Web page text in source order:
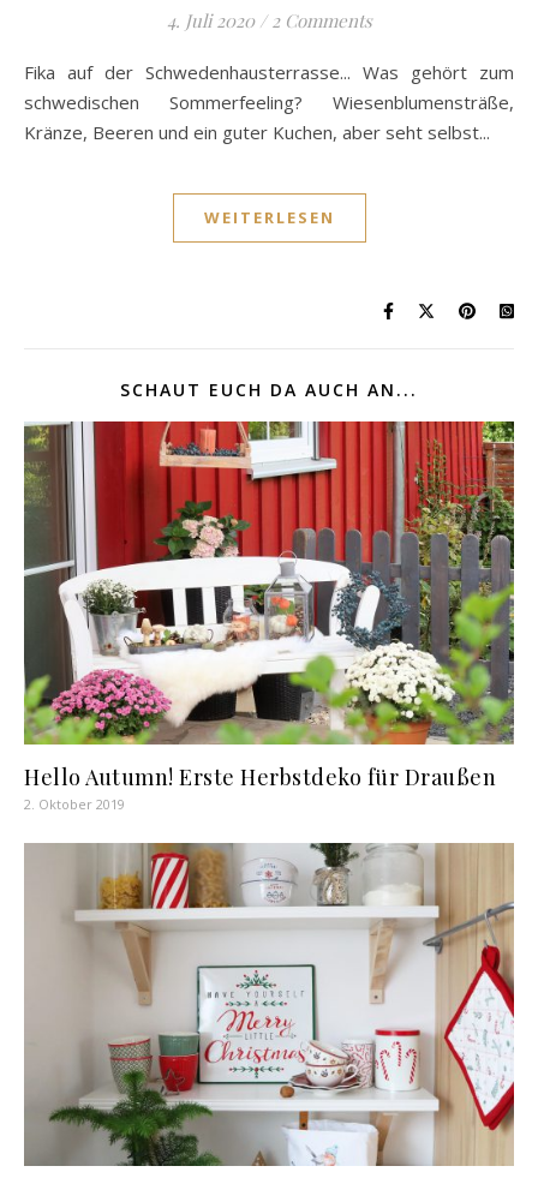
4. Juli 2020 / 2 Comments
Fika auf der Schwedenhausterrasse... Was gehört zum
schwedischen Sommerfeeling? Wiesenblumensträße,
Kränze, Beeren und ein guter Kuchen, aber seht selbst...
WEITERLESEN
SCHAUT EUCH DA AUCH AN...
Hello Autumn! Erste Herbstdeko für Draußen
2. Oktober 2019